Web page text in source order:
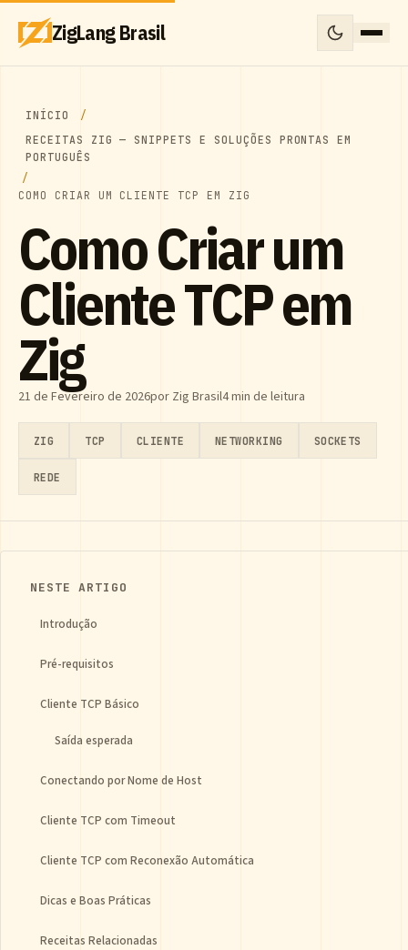
ZigLang Brasil
INÍCIO
RECEITAS ZIG — SNIPPETS E SOLUÇÕES PRONTAS EM
PORTUGUÊS
COMO CRIAR UM CLIENTE TCP EM ZIG
Como Criar um
Cliente TCP em
Zig
21 de Fevereiro de 2026por Zig Brasil4 min de leitura
ZIG TCP CLIENTE NETWORKING SOCKETS
REDE
NESTE ARTIGO
Introdução
Pré-requisitos
Cliente TCP Básico
Saída esperada
Conectando por Nome de Host
Cliente TCP com Timeout
Cliente TCP com Reconexão Automática
Dicas e Boas Práticas
Receitas Relacionadas